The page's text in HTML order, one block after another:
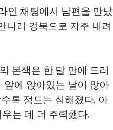
인 채팅에서 남편을 만났
나러 경북으로 자주 내려
본색은 한 달 만에 드러
앞에 앉아있는 날이 많아
록 정도는 심해졌다. 아
는 데 더 주력했다.